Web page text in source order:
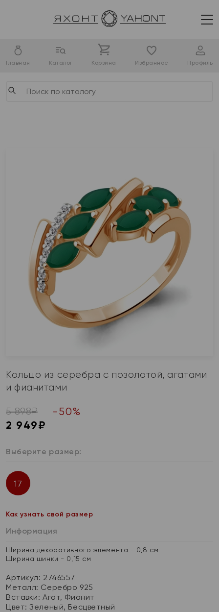
Главная Каталог Корзина Избранное Профиль
Кольцо из серебра с позолотой, агатами
и фианитами
5 898₽ -50%
2 949₽
Выберите размер:
17
Как узнать свой размер
Информация
Ширина декоративного элемента - 0,8 см
Ширина шинки - 0,15 см
Артикул: 2746557
Металл: Серебро 925
Вставки:Агат, Фианит
Цвет:Зеленый, Бесцветный